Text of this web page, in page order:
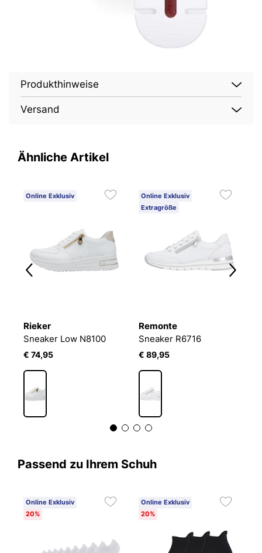
Produkthinweise
Versand
Ähnliche Artikel
Online Exklusiv
Rieker
Sneaker Low N8100
€ 74,95
Online Exklusiv
Extragröße
Remonte
Sneaker R6716
€ 89,95
Passend zu Ihrem Schuh
Online Exklusiv
20%
Online Exklusiv
20%